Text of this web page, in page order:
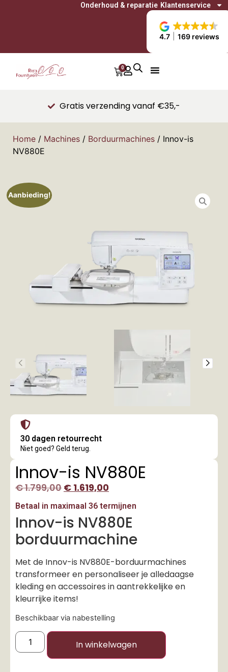
4.7 169 reviews
Onderhoud & reparatie Klantenservice
0
Gratis verzending vanaf €35,-
Home / Machines / Borduurmachines / Innov-is
NV880E
Aanbieding!
30 dagen retourrecht
Niet goed? Geld terug.
Innov-is NV880E
€1.799,00 € 1.619,00
Betaal in maximaal 36 termijnen
Innov-is NV880E
borduurmachine
Met de Innov-is NV880E-borduurmachines
transformeer en personaliseer je alledaagse
kleding en accessoires in aantrekkelijke en
kleurrijke items!
Beschikbaar via nabestelling
In winkelwagen